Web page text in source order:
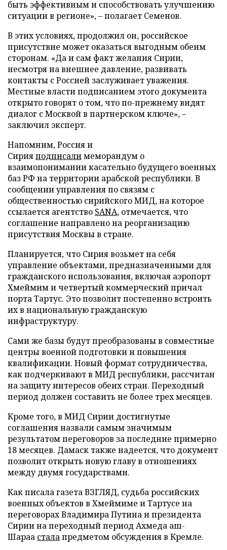
быть эффективным и способствовать улучшению
ситуации в регионе», – полагает Семенов.
В этих условиях, продолжил он, российское
присутствие может оказаться выгодным обеим
сторонам. «Да и сам факт желания Сирии,
несмотря на внешнее давление, развивать
контакты с Россией заслуживает уважения.
Местные власти подписанием этого документа
открыто говорят о том, что по-прежнему видят
диалог с Москвой в партнерском ключе», –
заключил эксперт.
Напомним, Россия и
Сирияподписалимеморандум о
взаимопонимании касательно будущего военных
баз РФ на территории арабской республики. В
сообщении управления по связям с
общественностью сирийского МИД, на которое
ссылается агентство SANA, отмечается, что
соглашение направлено на реорганизацию
присутствия Москвы в стране.
Планируется, что Сирия возьмет на себя
управление объектами, предназначенными для
гражданского использования, включая аэропорт
Хмеймим и четвертый коммерческий причал
порта Тартус. Это позволит постепенно встроить
их в национальную гражданскую
инфраструктуру.
Сами же базы будут преобразованы в совместные
центры военной подготовки и повышения
квалификации. Новый формат сотрудничества,
как подчеркивают в МИД республики, рассчитан
на защиту интересов обеих стран. Переходный
период должен составить не более трех месяцев.
Кроме того, в МИД Сирии достигнутые
соглашения назвали самым значимым
результатом переговоров за последние примерно
18 месяцев. Дамаск также надеется, что документ
позволит открыть новую главу в отношениях
между двумя государствами.
Как писала газета ВЗГЛЯД, судьба российских
военных объектов в Хмеймиме и Тартусе на
переговорах Владимира Путина и президента
Сирии на переходный период Ахмеда аш-
Шараа сталапредметом обсуждения в Кремле.